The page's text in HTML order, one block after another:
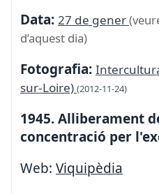
Data: 27 de gener
d’aquest dia)
Fotografia:
sur-Loire) (2012-11-24)
1945. Alliberament
concentració per
Web: Viquipèdia